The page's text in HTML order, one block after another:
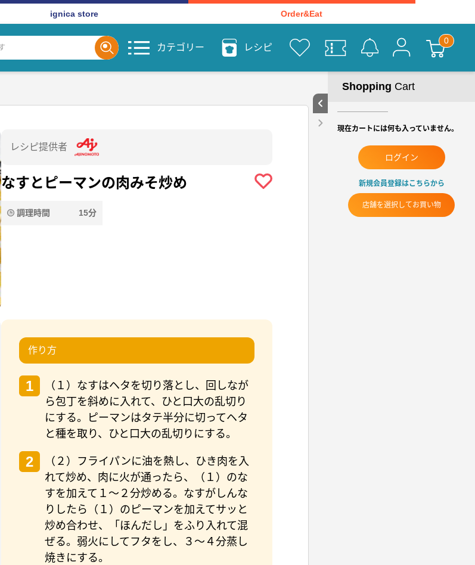
ignica store Order&Eat
カテゴリー レシピ
レシピ提供者
なすとピーマンの肉みそ炒め
調理時間 15分
作り方
1
（１）なすはヘタを切り落とし、回しなが
ら包丁を斜めに入れて、ひと口大の乱切り
にする。ピーマンはタテ半分に切ってヘタ
と種を取り、ひと口大の乱切りにする。
2
（２）フライパンに油を熱し、ひき肉を入
れて炒め、肉に火が通ったら、（１）のな
すを加えて１～２分炒める。なすがしんな
りしたら（１）のピーマンを加えてサッと
炒め合わせ、「ほんだし」をふり入れて混
ぜる。弱火にしてフタをし、３～４分蒸し
焼きにする。
Shopping Cart
現在カートには何も入っていません。
ログイン
新規会員登録はこちらから
店舗を選択してお買い物